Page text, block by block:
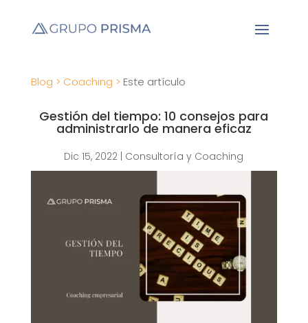
Blog > Coaching > Este artículo
Gestión del tiempo: 10 consejos para
administrarlo de manera eficaz
Dic 15, 2022 Consultoría y Coaching